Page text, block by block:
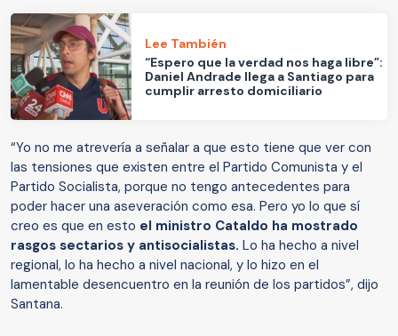
Lee También
“Espero que la verdad nos haga libre”:
Daniel Andrade llega a Santiago para
cumplir arresto domiciliario
“Yo no me atrevería a señalar a que esto tiene que ver con
las tensiones que existen entre el Partido Comunista y el
Partido Socialista, porque no tengo antecedentes para
poder hacer una aseveración como esa. Pero yo lo que sí
creo es que en esto el ministro Cataldo ha mostrado
rasgos sectarios y antisocialistas. Lo ha hecho a nivel
regional, lo ha hecho a nivel nacional, y lo hizo en el
lamentable desencuentro en la reunión de los partidos”, dijo
Santana.